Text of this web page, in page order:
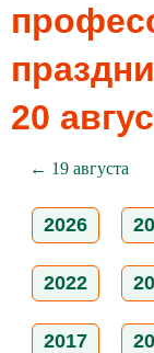
20
← 19 августа
2026
2022
2017